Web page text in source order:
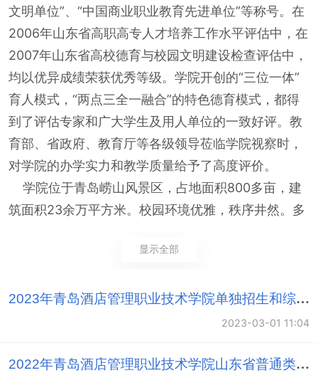
文明单位”、“中国商业职业教育先进单位”等称号。在
2006年山东省高职高专人才培养工作水平评估中，在
2007年山东省高校德育与校园文明建设检查评估中，
均以优异成绩荣获优秀等级。学院开创的“三位一体”
育人模式，“两点三全一融合”的特色德育模式，都得
到了评估专家和广大学生及用人单位的一致好评。教
育部、省政府、教育厅等各级领导莅临学院视察时，
对学院的办学实力和教学质量给予了高度评价。
学院位于青岛崂山风景区，占地面积800多亩，建
筑面积23余万平方米。校园环境优雅，秩序井然。多
台等现代教学设施设备先进。图书馆馆藏丰富，管理
学院依托行业办学优势，围绕就业需求，强化校企
合作，先后与上百家业内知名企事业单位建立校企合
类实验实训室，校内校外各实习基地，大力推进实践
显示全部
2023年青岛酒店管理职业技术学院单独招生和综合评价招生考试温馨提示
2023-03-01 11:04
2022年青岛酒店管理职业技术学院山东省普通类录取分数线